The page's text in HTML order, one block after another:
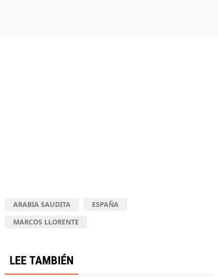
ARABIA SAUDITA
ESPAÑA
MARCOS LLORENTE
LEE TAMBIÉN